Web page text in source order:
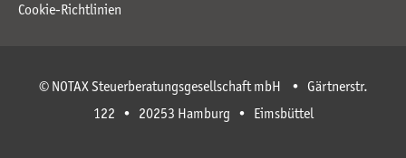
Cookie-Richtlinien
© NOTAX Steuerberatungsgesellschaft mbH • Gärtnerstr.
122 • 20253 Hamburg • Eimsbüttel